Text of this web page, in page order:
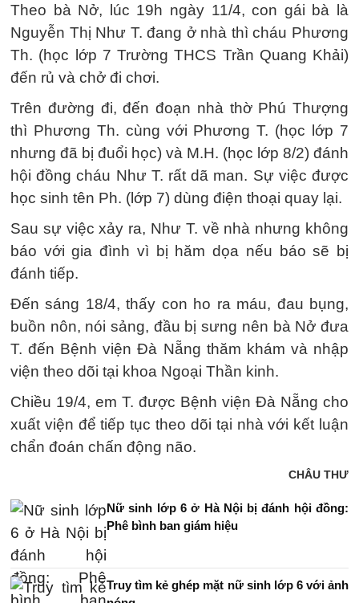
Theo bà Nở, lúc 19h ngày 11/4, con gái bà là
Nguyễn Thị Như T. đang ở nhà thì cháu Phương
Th. (học lớp 7 Trường THCS Trần Quang Khải)
đến rủ và chở đi chơi.
Trên đường đi, đến đoạn nhà thờ Phú Thượng
thì Phương Th. cùng với Phương T. (học lớp 7
nhưng đã bị đuổi học) và M.H. (học lớp 8/2) đánh
hội đồng cháu Như T. rất dã man. Sự việc được
học sinh tên Ph. (lớp 7) dùng điện thoại quay lại.
Sau sự việc xảy ra, Như T. về nhà nhưng không
báo với gia đình vì bị hăm dọa nếu báo sẽ bị
đánh tiếp.
Đến sáng 18/4, thấy con ho ra máu, đau bụng,
buồn nôn, nói sảng, đầu bị sưng nên bà Nở đưa
T. đến Bệnh viện Đà Nẵng thăm khám và nhập
viện theo dõi tại khoa Ngoại Thần kinh.
Chiều 19/4, em T. được Bệnh viện Đà Nẵng cho
xuất viện để tiếp tục theo dõi tại nhà với kết luận
chẩn đoán chấn động não.
CHÂU THƯ
Nữ sinh lớp 6 ở Hà Nội bị đánh hội đồng:
Phê bình ban giám hiệu
Truy tìm kẻ ghép mặt nữ sinh lớp 6 với ảnh